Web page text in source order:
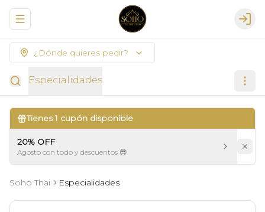
Abrir menu de navegación
¿Dónde quieres pedir?
Especialidades
Tienes1 cupón disponible
20% OFF
Agosto con todo y descuentos 😎
Soho Thai Especialidades